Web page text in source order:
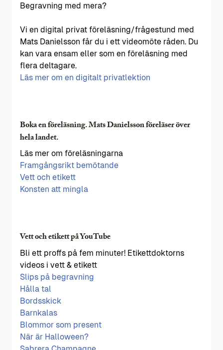
Begravning med mera?
Vi en digital privat föreläsning/frågestund med
Mats Danielsson får du i ett videomöte råden. Du
kan vara ensam eller som en föreläsning med
flera deltagare.
Läs mer om en digitalt privatlektion
Boka en föreläsning. Mats Danielsson föreläser över
hela landet.
Läs mer om föreläsningarna
Framgångsrikt bemötande
Vett och etikett
Konsten att mingla
Vett och etikett på YouTube
Bli ett proffs på fem minuter! Etikettdoktorns
videos i vett & etikett
Slips på begravning
Hålla tal
Bordsskick
Barnkalas
Blommor som present
När är Halloween?